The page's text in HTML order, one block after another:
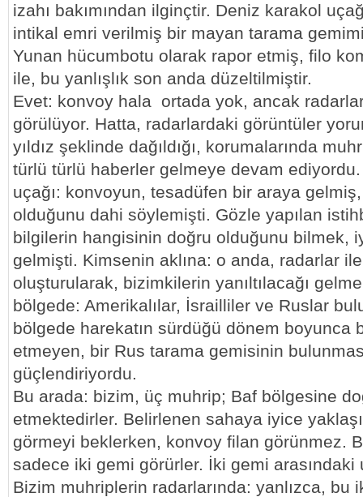
izahı bakımından ilginçtir. Deniz karakol
intikal emri verilmiş bir mayan tarama
Yunan hücumbotu olarak rapor etmiş, filo
ile, bu yanlışlık son anda düzeltilmiştir.
Evet: konvoy hala ortada yok, ancak
görülüyor. Hatta, radarlardaki görüntüler
yıldız şeklinde dağıldığı, korumalarında
türlü türlü haberler gelmeye devam
uçağı: konvoyun, tesadüfen bir araya
olduğunu dahi söylemişti. Gözle yapılan
bilgilerin hangisinin doğru olduğunu bilmek,
gelmişti. Kimsenin aklına: o anda, radarlar
oluşturularak, bizimkilerin yanıltılacağı
bölgede: Amerikalılar, İsrailliler ve Ruslar
bölgede harekatın sürdüğü dönem boyunca
etmeyen, bir Rus tarama gemisinin
güçlendiriyordu.
Bu arada: bizim, üç muhrip; Baf bölgesine
etmektedirler. Belirlenen sahaya iyice
görmeyi beklerken, konvoy filan görünmez.
sadece iki gemi görürler. İki gemi arasındaki
Bizim muhriplerin radarlarında: yanlızca, bu